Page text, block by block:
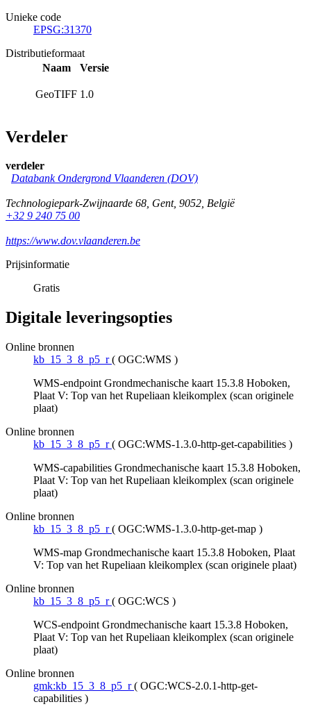
Unieke code
EPSG:31370
Distributieformaat
Naam
Versie
GeoTIFF 1.0
Verdeler
verdeler
Databank Ondergrond Vlaanderen (DOV)
Technologiepark-Zwijnaarde 68, Gent, 9052, België
+32 9 240 75 00
https://www.dov.vlaanderen.be
Prijsinformatie
Gratis
Digitale leveringsopties
Online bronnen
kb_15_3_8_p5_r ( OGC:WMS )
WMS-endpoint Grondmechanische kaart 15.3.8 Hoboken,
Plaat V: Top van het Rupeliaan kleikomplex (scan originele
plaat)
Online bronnen
kb_15_3_8_p5_r ( OGC:WMS-1.3.0-http-get-capabilities )
WMS-capabilities Grondmechanische kaart 15.3.8 Hoboken,
Plaat V: Top van het Rupeliaan kleikomplex (scan originele
plaat)
Online bronnen
kb_15_3_8_p5_r ( OGC:WMS-1.3.0-http-get-map )
WMS-map Grondmechanische kaart 15.3.8 Hoboken, Plaat
V: Top van het Rupeliaan kleikomplex (scan originele plaat)
Online bronnen
kb_15_3_8_p5_r ( OGC:WCS )
WCS-endpoint Grondmechanische kaart 15.3.8 Hoboken,
Plaat V: Top van het Rupeliaan kleikomplex (scan originele
plaat)
Online bronnen
gmk:kb_15_3_8_p5_r ( OGC:WCS-2.0.1-http-get-
capabilities )